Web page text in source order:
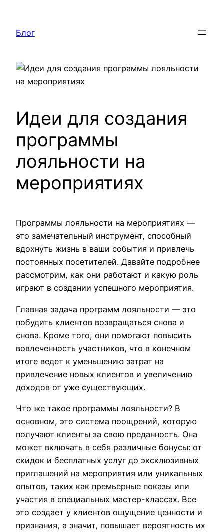
содержимому
Блог
Идеи для создания
программы
лояльности на
мероприятиях
Программы лояльности на мероприятиях —
это замечательный инструмент, способный
вдохнуть жизнь в ваши события и привлечь
постоянных посетителей. Давайте подробнее
рассмотрим, как они работают и какую роль
играют в создании успешного мероприятия.
Главная задача программ лояльности — это
побудить клиентов возвращаться снова и
снова. Кроме того, они помогают повысить
вовлеченность участников, что в конечном
итоге ведет к уменьшению затрат на
привлечение новых клиентов и увеличению
доходов от уже существующих.
Что же такое программы лояльности? В
основном, это система поощрений, которую
получают клиенты за свою преданность. Она
может включать в себя различные бонусы: от
скидок и бесплатных услуг до эксклюзивных
приглашений на мероприятия или уникальных
опытов, таких как премьерные показы или
участия в специальных мастер-классах. Все
это создает у клиентов ощущение ценности и
признания, а значит, повышает вероятность их